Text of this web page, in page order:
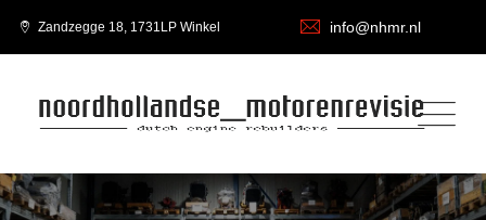
Zandzegge 18, 1731LP Winkel info@nhmr.nl